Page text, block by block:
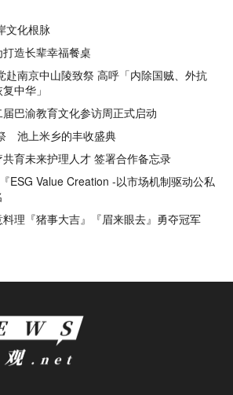
文化根脉
造长辈幸福餐桌
赴南京中山陵致祭 高呼「内除国贼、外抗
中华」
巴渝教育文化参访周正式启动
池上米乡的丰收盛典
育未来护理人才 签署合作备忘录
ESG Value Creation -以市场机制驱动公私
理『猪事大吉』『眉来眼去』勇夺冠军